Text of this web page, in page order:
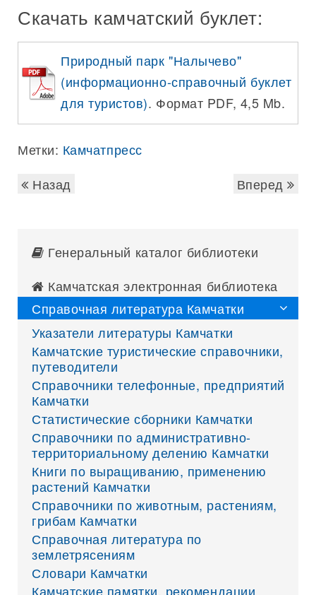
Скачать камчатский буклет:
Природный парк "Налычево"
(информационно-справочный буклет
для туристов). Формат PDF, 4,5 Mb.
Метки: Камчатпресс
Назад
Вперед
Генеральный каталог библиотеки
Камчатская электронная библиотека
Справочная литература Камчатки
Указатели литературы Камчатки
Камчатские туристические справочники,
путеводители
Справочники телефонные, предприятий
Камчатки
Статистические сборники Камчатки
Справочники по административно-
территориальному делению Камчатки
Книги по выращиванию, применению
растений Камчатки
Справочники по животным, растениям,
грибам Камчатки
Справочная литература по
землетрясениям
Словари Камчатки
Камчатские памятки, рекомендации